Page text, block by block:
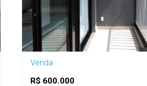
Venda
R$ 600.000